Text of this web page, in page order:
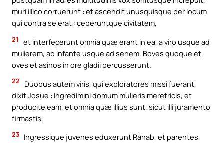
muri illico corruerunt : et ascendit unusquisque per locum
qui contra se erat : ceperuntque civitatem,
21
et interfecerunt omnia quæ erant in ea, a viro usque ad
mulierem, ab infante usque ad senem. Boves quoque et
oves et asinos in ore gladii percusserunt.
22
Duobus autem viris, qui exploratores missi fuerant,
dixit Josue : Ingredimini domum mulieris meretricis, et
producite eam, et omnia quæ illius sunt, sicut illi juramento
firmastis.
23 Ingressique juvenes eduxerunt Rahab, et parentes